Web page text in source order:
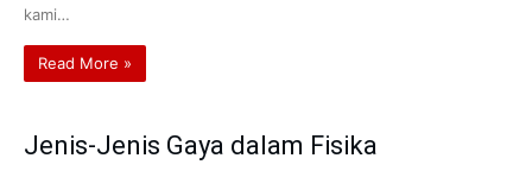
kami…
Read More »
Jenis-Jenis Gaya dalam Fisika